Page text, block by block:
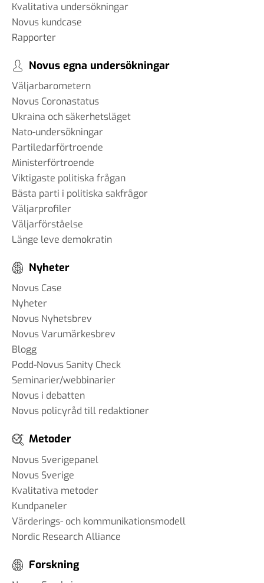
Kvalitativa undersökningar
Novus kundcase
Rapporter
Novus egna undersökningar
Väljarbarometern
Novus Coronastatus
Ukraina och säkerhetsläget
Nato-undersökningar
Partiledarförtroende
Ministerförtroende
Viktigaste politiska frågan
Bästa parti i politiska sakfrågor
Väljarprofiler
Väljarförståelse
Länge leve demokratin
Nyheter
Novus Case
Nyheter
Novus Nyhetsbrev
Novus Varumärkesbrev
Blogg
Podd-Novus Sanity Check
Seminarier/webbinarier
Novus i debatten
Novus policyråd till redaktioner
Metoder
Novus Sverigepanel
Novus Sverige
Kvalitativa metoder
Kundpaneler
Värderings- och kommunikationsmodell
Nordic Research Alliance
Forskning